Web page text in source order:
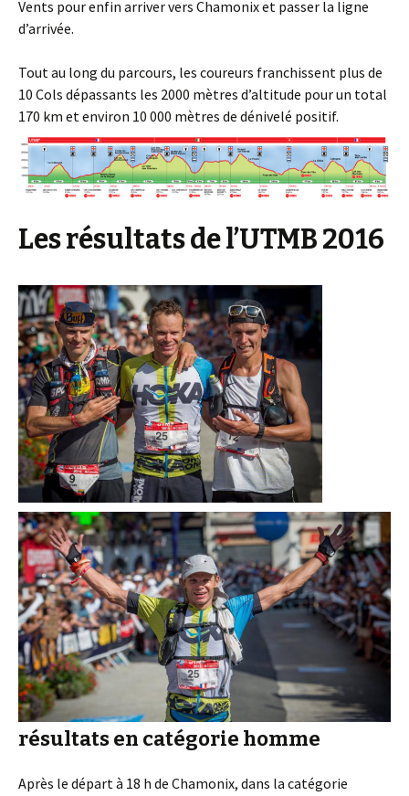
Vents pour enfin arriver vers Chamonix et passer la ligne
d’arrivée.
Tout au long du parcours, les coureurs franchissent plus de
10 Cols dépassants les 2000 mètres d’altitude pour un total
170 km et environ 10 000 mètres de dénivelé positif.
Les résultats de l’UTMB 2016
résultats en catégorie homme
Après le départ à 18 h de Chamonix, dans la catégorie